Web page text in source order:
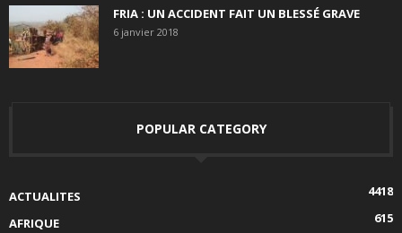
FRIA : UN ACCIDENT FAIT UN BLESSÉ GRAVE
6 janvier 2018
POPULAR CATEGORY
ACTUALITES
4418
AFRIQUE
615